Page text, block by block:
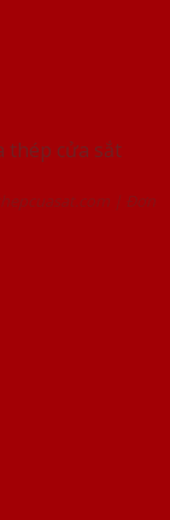
thép cửa sắt
| Đơn